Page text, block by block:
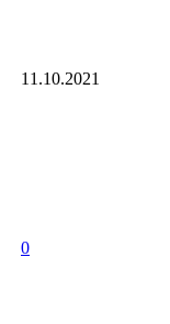
11.10.2021
0